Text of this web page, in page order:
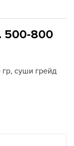
500-800
суши грейд